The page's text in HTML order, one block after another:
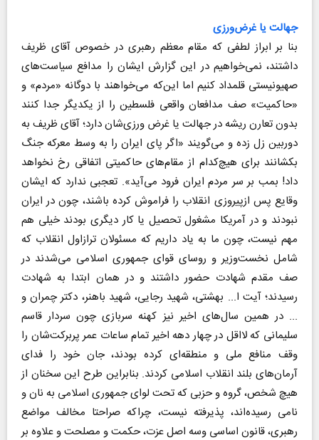
جهالت یا غرض‌ورزی
بنا بر ابراز لطفی که مقام معظم رهبری در خصوص آقای ظریف
داشتند، نمی‌خواهیم در این گزارش ایشان را مدافع سیاست‌های
صهیونیستی قلمداد کنیم اما این‌که می‌خواهند با دوگانه «مردم» و
«حاکمیت» صف مدافعان واقعی فلسطین را از یکدیگر جدا کنند
بدون تعارن ریشه در جهالت یا غرض ورزی‌شان دارد؛ آقای ظریف به
دوربین زل زده و می‌گویند «اگر پای ایران را به وسط معرکه جنگ
بکشانند برای هیچ‌کدام از مقام‌های حاکمیتی اتفاقی رخ نخواهد
داد! بمب بر سر مردم ایران فرود می‌آید». تعجبی ندارد که ایشان
وقایع پس ازپیروزی انقلاب را فراموش کرده باشند، چون در ایران
نبودند و در آمریکا مشغول تحصیل یا کار دیگری بودند خیلی هم
مهم نیست، چون ما به یاد داریم که مسئولان تراز‌اول انقلاب که
شامل نخست‌وزیر و روسای قوای جمهوری اسلامی می‌شدند در
صف مقدم شهادت حضور داشتند و در همان ابتدا به شهادت
رسیدند؛ آیت ا... بهشتی، شهید رجایی، شهید باهنر، دکتر چمران و
... در همین سال‌های اخیر نیز کهنه سربازی چون سردار قاسم
سلیمانی که لااقل در چهار دهه اخیر تمام ساعات عمر پربرکت‌شان را
وقف منافع ملی و منطقه‌ای کرده بودند، جان خود را فدای
آرمان‌های بلند انقلاب اسلامی کردند. بنابراین طرح این سخنان از
هیچ شخص، گروه و حزبی که تحت لوای جمهوری اسلامی به نان و
نامی رسیده‌اند، پذیرفته نیست، چراکه صراحتا مخالف مواضع
رهبری، قانون اساسی وسه اصل عزت، حکمت و مصلحت و علاوه بر